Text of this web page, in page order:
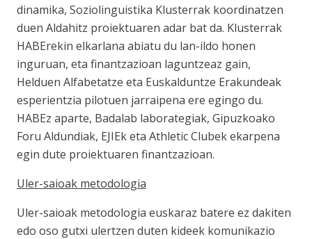
dinamika, Soziolinguistika Klusterrak koordinatzen
duen Aldahitz proiektuaren adar bat da. Klusterrak
HABErekin elkarlana abiatu du lan-ildo honen
inguruan, eta finantzazioan laguntzeaz gain,
Helduen Alfabetatze eta Euskalduntze Erakundeak
esperientzia pilotuen jarraipena ere egingo du.
HABEz aparte, Badalab laborategiak, Gipuzkoako
Foru Aldundiak, EJIEk eta Athletic Clubek ekarpena
egin dute proiektuaren finantzazioan.
Uler-saioak metodologia
Uler-saioak metodologia euskaraz batere ez dakiten
edo oso gutxi ulertzen duten kideek komunikazio